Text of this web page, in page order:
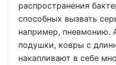
распространения
способных вызвать
например, пневмонию.
подушки, ковры с
накапливают в себе